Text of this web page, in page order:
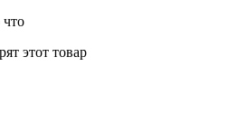
что
этот товар